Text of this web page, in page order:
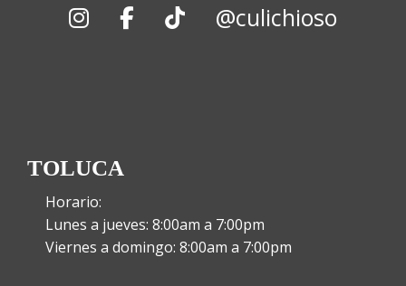
@culichioso
TOLUCA
Horario:
Lunes a jueves: 8:00am a 7:00pm
Viernes a domingo: 8:00am a 7:00pm